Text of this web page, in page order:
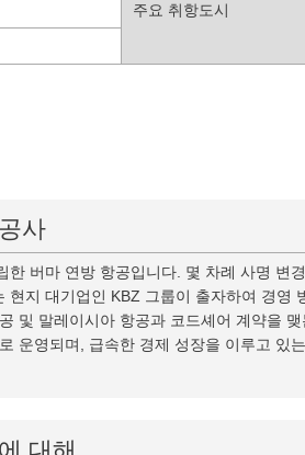
주요 취항도시
사
버마 연방 항공입니다. 몇 차례 사명 변
지 대기업인 KBZ 그룹이 출자하여 경영
및 말레이시아 항공과 코드셰어 계약을
운영되며, 급속한 경제 성장을 이루고 있